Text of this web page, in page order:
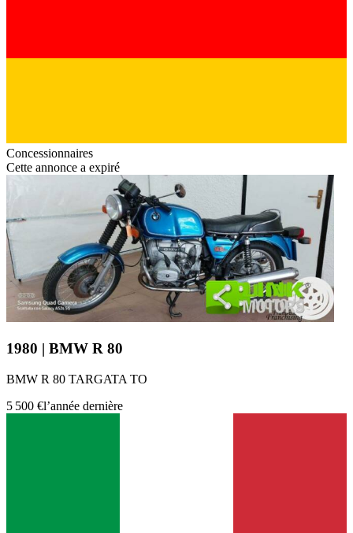
Concessionnaires
Cette annonce a expiré
1980 | BMW R 80
BMW R 80 TARGATA TO
5 500 €l’année dernière